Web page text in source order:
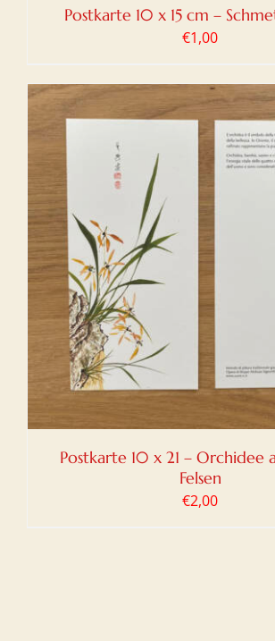
Postkarte 10 x 15 cm –
€1,00
Postkarte 10 x 21 – Orchidee
Felsen
€2,00